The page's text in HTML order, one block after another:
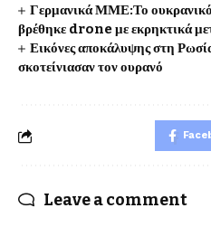
Γερμανικά ΜΜΕ:Το ουκρανικό
βρέθηκε drone με εκρηκτικά
Εικόνες αποκάλυψης στη
σκοτείνιασαν τον ουρανό
Leave a comment